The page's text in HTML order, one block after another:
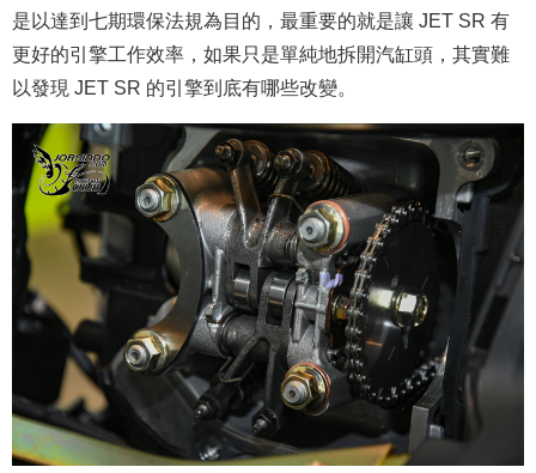
是以達到七期環保法規為目的，最重要的就是讓 JET SR 有
更好的引擎工作效率，如果只是單純地拆開汽缸頭，其實難
以發現 JET SR 的引擎到底有哪些改變。